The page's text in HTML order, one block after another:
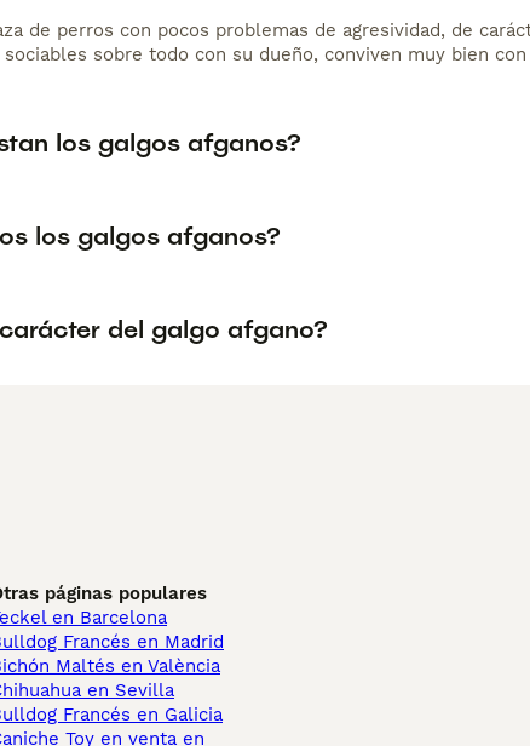
de perros con pocos problemas de agresividad, de
sobre todo con su dueño, conviven muy bien
los galgos afganos?
los galgos afganos?
del galgo afgano?
páginas populares
en Barcelona
Francés en Madrid
Maltés en València
en Sevilla
Francés en Galicia
Toy en venta en